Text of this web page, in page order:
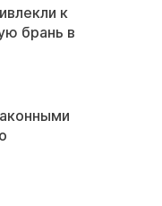
к
брань в